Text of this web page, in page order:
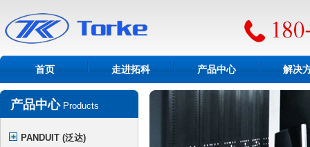
首页 走进拓科 产品中心 解决
产品中心Products
PANDUIT (泛达)